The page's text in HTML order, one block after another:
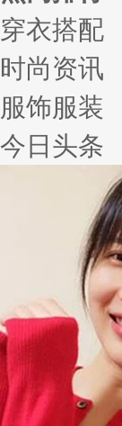
穿衣搭配
时尚资讯
服饰服装
今日头条